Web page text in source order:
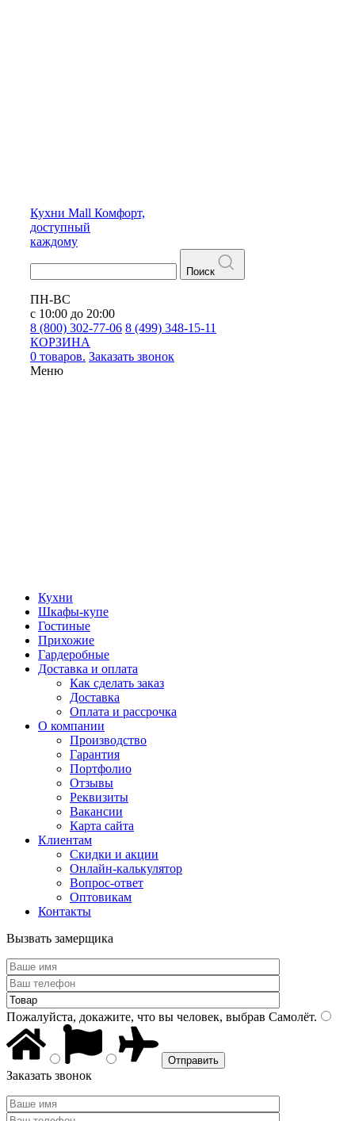
Кухни Mall Комфорт,
доступный
каждому
Поиск
ПН-ВС
с 10:00 до 20:00
8 (800) 302-77-06 8 (499) 348-15-11
КОРЗИНА
0 товаров. Заказать звонок
Меню
Кухни
Шкафы-купе
Гостиные
Прихожие
Гардеробные
Доставка и оплата
Как сделать заказ
Доставка
Оплата и рассрочка
О компании
Производство
Гарантия
Портфолио
Отзывы
Реквизиты
Вакансии
Карта сайта
Клиентам
Скидки и акции
Онлайн-калькулятор
Вопрос-ответ
Оптовикам
Контакты
Вызвать замерщика
Пожалуйста, докажите, что вы человек, выбрав Самолёт.
Заказать звонок